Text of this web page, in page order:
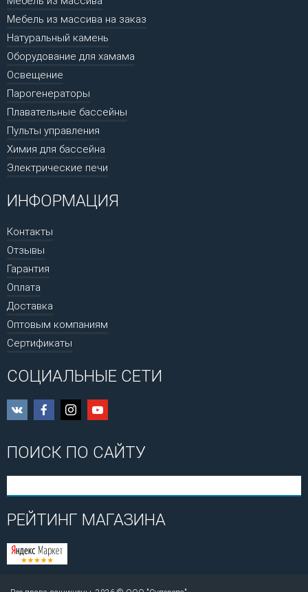
Мебель из массива на заказ
Натуральный камень
Оборудование для хамама
Освещение
Парогенераторы
Плавательные бассейны
Пульты управления
Химия для бассейна
Электрические печи
ИНФОРМАЦИЯ
Контакты
Отзывы
Гарантия
Оплата
Доставка
Оптовым компаниям
Сертификаты
СОЦИАЛЬНЫЕ СЕТИ
ПОИСК ПО САЙТУ
РЕЙТИНГ МАГАЗИНА